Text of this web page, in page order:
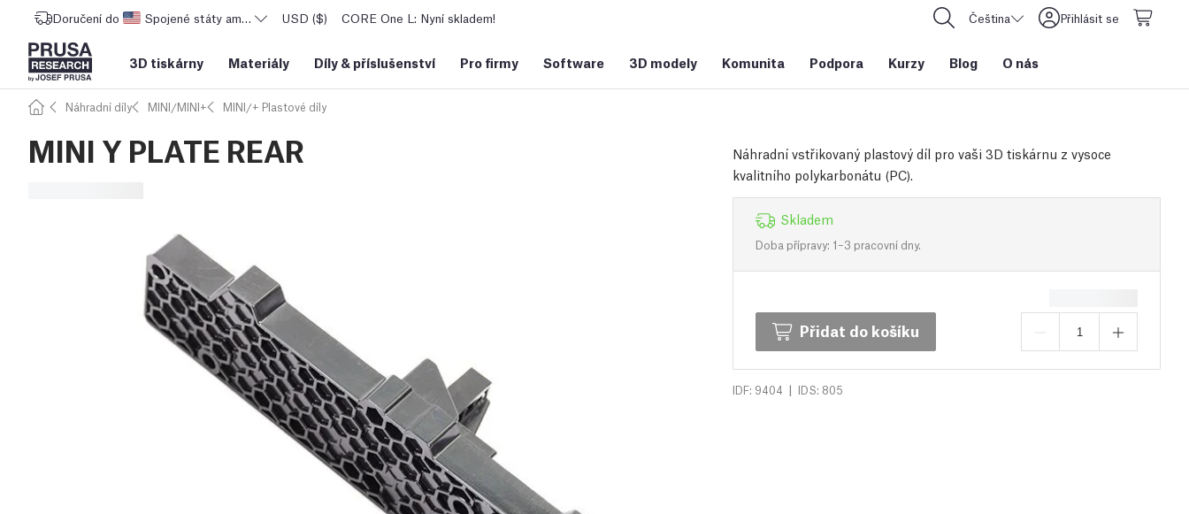
Doručení do Spojené státy americké USD ($) CORE One L: Nyní skladem! Čeština Přihlásit se
3D tiskárny Materiály Díly & příslušenství Pro firmy Software 3D modely Komunita Podpora Kurzy Blog O nás
Náhradní díly MINI/MINI+ MINI/+ Plastové díly
MINI Y PLATE REAR
Náhradní vstřikovaný plastový díl pro vaši 3D tiskárnu z vysoce
kvalitního polykarbonátu (PC).
Skladem
Doba přípravy: 1–3 pracovní dny.
Přidat do košíku
IDF: 9404 | IDS: 805